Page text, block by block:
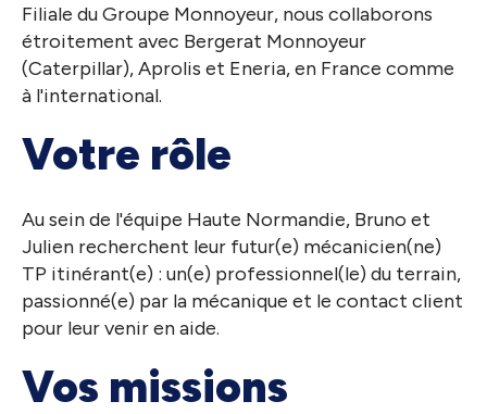
Filiale du Groupe Monnoyeur, nous collaborons
étroitement avec Bergerat Monnoyeur
(Caterpillar), Aprolis et Eneria, en France comme
à l'international.
Votre rôle
Au sein de l'équipe Haute Normandie, Bruno et
Julien recherchent leur futur(e) mécanicien(ne)
TP itinérant(e) : un(e) professionnel(le) du terrain,
passionné(e) par la mécanique et le contact client
pour leur venir en aide.
Vos missions